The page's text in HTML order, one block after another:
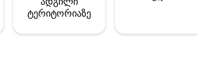
ტერიტორიაზე